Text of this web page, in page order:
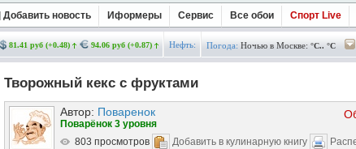
Добавить новость Иформеры Сервис Все обои Спорт Live
81.41 руб (+0.48) 94.06 руб (+0.87) Нефть: Погода: Ночью в Москве: °C.. °C
Творожный кекс с фруктами
Автор: Поваренок
Поварёнок 3 уровня
803 просмотров
Добавить в кулинарную книгу